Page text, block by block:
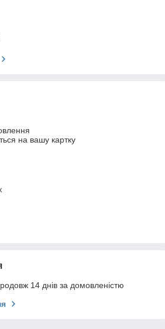
на вашу картку
14 днів за домовленістю